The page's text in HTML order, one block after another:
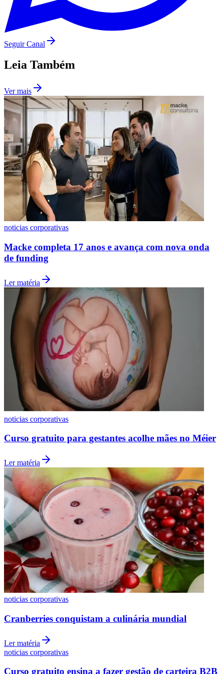
Grêmio
Receba as notícias do Jornal de Barueri
direto no celular. Grátis e
sem spam.
Seguir Canal
Leia Também
Ver mais
noticias corporativas
Macke completa 17 anos e avança com nova onda
de funding
Ler matéria
noticias corporativas
Curso gratuito para gestantes acolhe mães no Méier